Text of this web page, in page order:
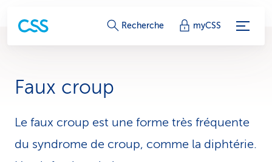
L
s
d
Recherche myCSS
Faux croup
Le faux croup est une forme très fréquente
du syndrome de croup, comme la diphtérie.